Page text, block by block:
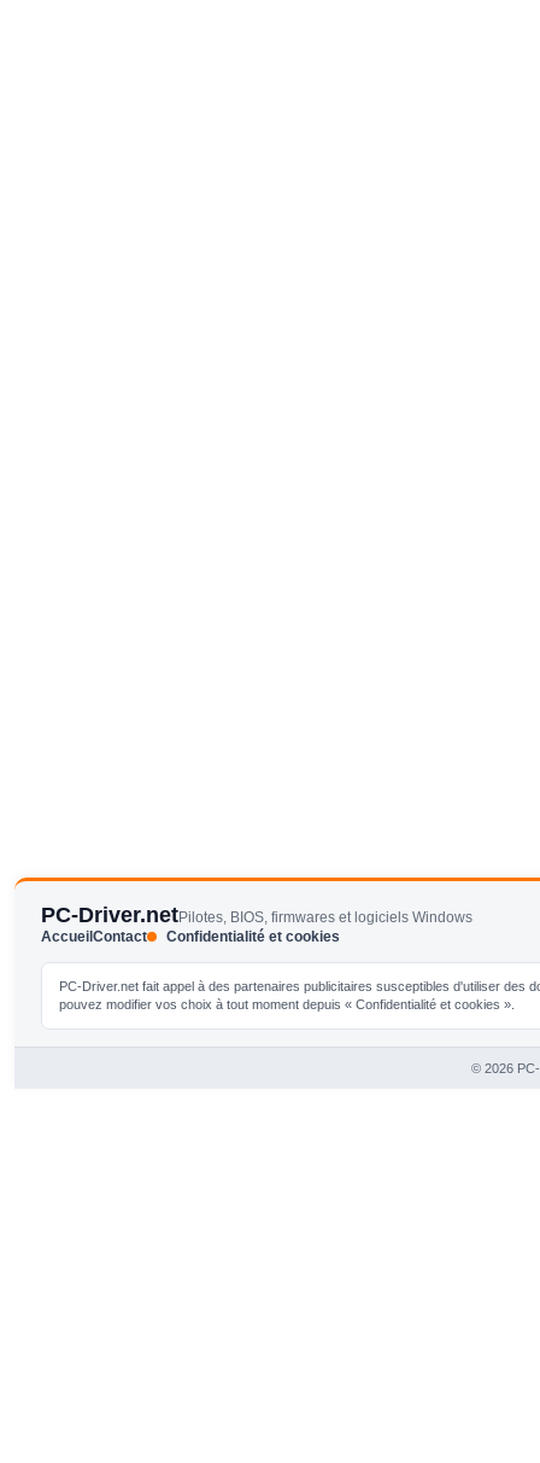
PC-Driver.netPilotes, BIOS, firmwares et logiciels Windows
AccueilContact Confidentialité et cookies
PC-Driver.net fait appel à des partenaires publicitaires susceptibles d'utiliser
pouvez modifier vos choix à tout moment depuis « Confidentialité et cookies ».
© 2026